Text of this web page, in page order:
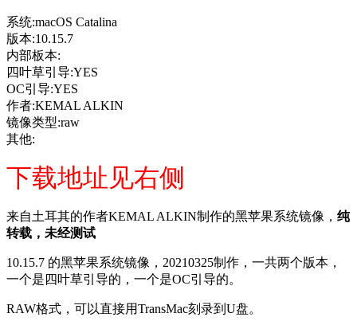
系统:macOS Catalina
版本:10.15.7
内部板本:
四叶草引导:YES
OC引导:YES
作者:KEMAL ALKIN
镜像类型:raw
其他:
下载地址见右侧
来自土耳其的作者KEMAL ALKIN制作的黑苹果系统镜像， 纯
转载，未经测试
10.15.7 的黑苹果系统镜像，20210325制作，一共两个版本，
一个是四叶草引导的，一个是OC引导的。
RAW格式，可以直接用TransMac刻录到U盘。